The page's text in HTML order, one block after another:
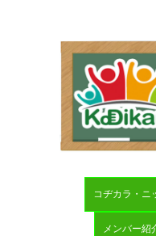
コヂカラ・ニ
メンバー紹